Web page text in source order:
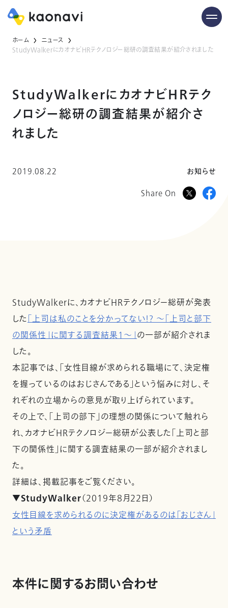
ホーム
ニュース
StudyWalkerにカオナビHRテクノロジー総研の調査結果が紹介されました
StudyWalkerにカオナビHRテク
ノロジー総研の調査結果が紹介さ
れました
2019.08.22 お知らせ
Share On
StudyWalkerに、カオナビHRテクノロジー総研が発表
した「上司は私のことを分かってない！？ ～「上司と部下
の関係性」に関する調査結果1～」の一部が紹介されま
した。
本記事では、「女性目線が求められる職場にて、決定権
を握っているのはおじさんである」という悩みに対し、そ
れぞれの立場からの意見が取り上げられています。
その上で、「上司の部下」の理想の関係について触れら
れ、カオナビHRテクノロジー総研が公表した「上司と部
下の関係性」に関する調査結果の一部が紹介されまし
た。
詳細は、掲載記事をご覧ください。
▼StudyWalker（2019年8月22日）
女性目線を求められるのに決定権があるのは「おじさん」
という矛盾
本件に関するお問い合わせ